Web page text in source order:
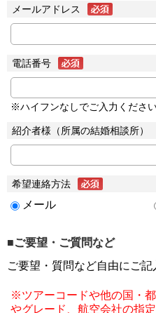
メールアドレス
電話番号
※ハイフンなしでご入力くださ
紹介者様（所属の結婚相談所）
希望連絡方法
メール
■ご要望・ご質問など
ご要望・質問など自由にご記
※ツアーコードや他の国・
やグレード、航空会社の指